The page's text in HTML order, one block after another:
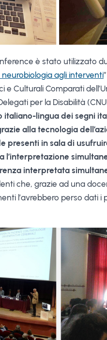
è stato utilizzato
neurobiologia agli interventi
e Culturali Comparati
per la Disabilità
lingua dei segni
alla tecnologia
presenti in sala di
interpretata
che, grazie ad una
l’avrebbero perso dati i